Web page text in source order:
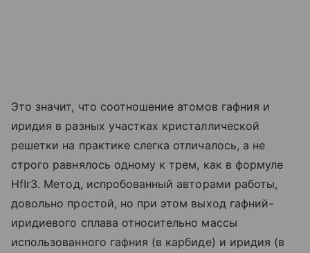
Это значит, что соотношение атомов гафния и
иридия в разных участках кристаллической
решетки на практике слегка отличалось, а не
строго равнялось одному к трем, как в формуле
HfIr3. Метод, испробованный авторами работы,
довольно простой, но при этом выход гафний-
иридиевого сплава относительно массы
использованного гафния (в карбиде) и иридия (в